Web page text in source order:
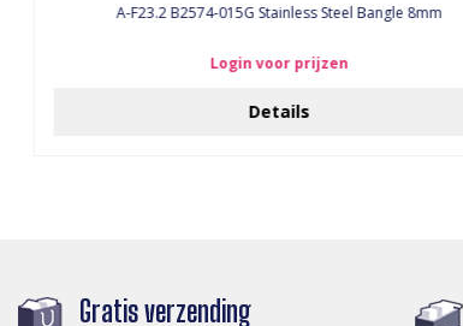
A-F23.2 B2574-015G Stainless Steel Bangle 8mm
Login voor prijzen
Details
Gratis verzending